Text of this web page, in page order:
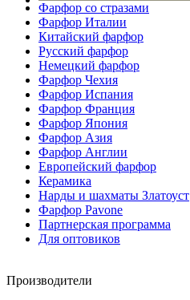
Фарфор со стразами
Фарфор Италии
Китайский фарфор
Русский фарфор
Немецкий фарфор
Фарфор Чехия
Фарфор Испания
Фарфор Франция
Фарфор Япония
Фарфор Азия
Фарфор Англии
Европейский фарфор
Керамика
Нарды и шахматы Златоуст
Фарфор Pavone
Партнерская программа
Для оптовиков
Производители